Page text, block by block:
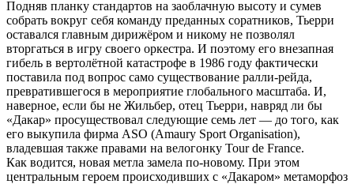
Подняв планку стандартов на заоблачную высоту и сумев
собрать вокруг себя команду преданных соратников, Тьерри
оставался главным дирижёром и никому не позволял
вторгаться в игру своего оркестра. И поэтому его внезапная
гибель в вертолётной катастрофе в 1986 году фактически
поставила под вопрос само существование ралли-рейда,
превратившегося в мероприятие глобального масштаба. И,
наверное, если бы не Жильбер, отец Тьерри, навряд ли бы
«Дакар» просуществовал следующие семь лет — до того, как
его выкупила фирма ASO (Amaury Sport Organisation),
владевшая также правами на велогонку Tour de France.
Как водится, новая метла замела по-новому. При этом
центральным героем происходивших с «Дакаром» метаморфоз